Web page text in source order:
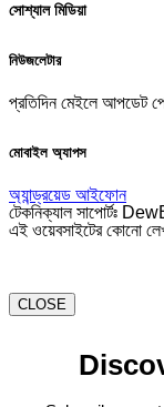
সোশ্যাল মিডিয়া
নিউজলেটার
প্রতিদিন মেইলে আপডেট
মোবাইল অ্যাপস
অ্যান্ড্রয়েড আইফোন
টেকনিক্যাল সাপোর্টঃ
এই ওয়েবসাইটের কোনো
CLOSE